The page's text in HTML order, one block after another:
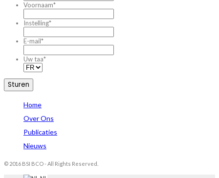
Voornaam*
Instelling*
E-mail*
Uw taa*
Home
Over Ons
Publicaties
Nieuws
© 2016 BSI BCO - All Rights Reserved.